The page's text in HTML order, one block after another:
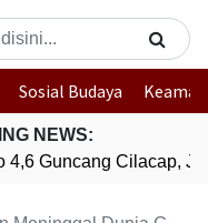
Sosial Budaya
NEWS:
Guncang Cilacap,